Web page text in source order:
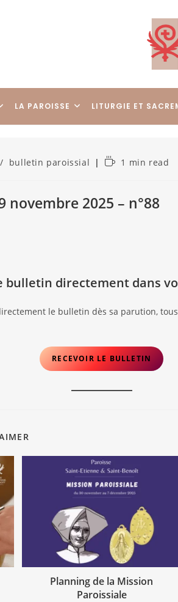
LA PAROISSE LITURGIE ET
/ bulletin paroissial 1 min read
novembre 2025 – n°88
bulletin directement dans
le bulletin dès sa parution,
RECEVOIR LE BULLETIN
Planning de la Mission
Paroissiale